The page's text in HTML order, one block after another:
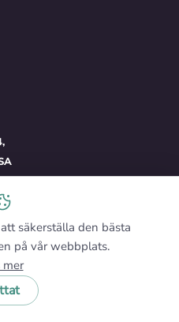
säkerställa den bästa
på vår webbplats.
mer